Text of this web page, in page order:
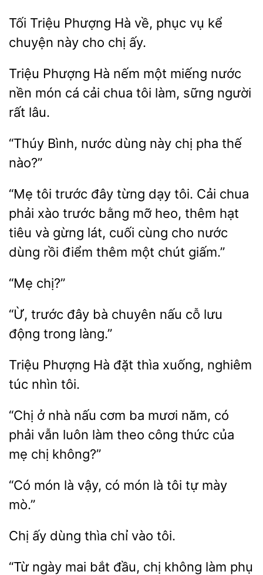
Tối Phượng Hà
phục vụ kể
chuyện này
chị ấy.
Triệu Phượng
nếm một miếng nước
nền món cá cải chua
làm, sững
rất lâu.
“Thúy Bình, nước này chị thế
“Mẹ tôi trước đây từng dạy tôi. Cải chua
phải xào trước bằng mỡ heo, thêm
tiêu và gừng lát, cuối cùng cho
dùng rồi điểm thêm một chút
“Ừ, đây bà chuyên
cỗ
động trong làng.”
Triệu Phượng Hà đặt thìa
nghiêm
nhìn
“Chị ở nhà nấu cơm ba
năm, có
vẫn luôn
theo công thức của
mẹ chị không?”
“Có món là có món tôi tự mày
Chị ấy dùng chỉ
“Từ ngày
đầu, chị không làm phụ